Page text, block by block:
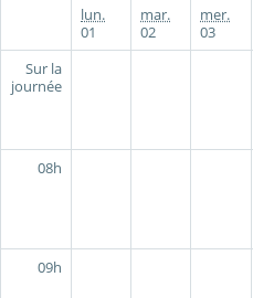
lun.
01
mar.
02
mer.
03
Sur la
journée
08h
09h